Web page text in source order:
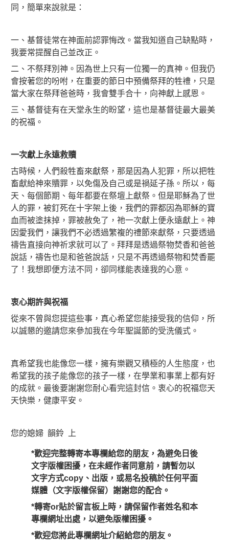
同，簡單來說就是：
一、基督徒常在神面前認罪悔改。當我知道自己缺點時，
我要常提醒自己並改正。
二、不祭拜別神。因為世上只有一位獨一的真神。但我仍
會按著您的吩咐，在重要的節日中預備祭拜的牲禮，只是
當大家在祭拜爸爸時，我會雙手合十，向神獻上感恩。
三、基督徒有在天堂永生的盼望，這也是基督徒最大最美
的祝福。
一次獻上永遠救贖
古時候，人們殺牲畜來獻祭，那是因為人犯罪，所以把牲
畜獻給神來贖罪，以免傷及自己或是禍延子孫。所以，每
天、每個節期、每年都要在祭壇上獻祭。但是耶穌為了世
人的罪，被釘死在十字架上後，我們的罪都因為耶穌的寶
血而被塗抹掉，罪被赦免了，祂一次獻上便永遠獻上。神
因愛我們，讓我們不必透過繁複的禮節來獻祭，只要透過
禱告直接向神祈求就可以了。拜拜是透過祭物焚香和爸爸
說話，禱告也是和爸爸說話，只是不再透過祭物和焚香罷
了！我想即便方法不同，卻同樣能表達我的心意。
衷心期許與祝福
從來不曾與您提這些事，真心希望您能接受我的信仰，所
以誠懇的邀請您來參加我在今年聖誕節的受洗儀式。
真希望我也能像您一樣，擁有樂觀又積極的人生態度，也
希望我的孩子能像您的孩子一樣，在學業和事業上都有好
的成就。最後要謝謝您耐心看完這封信。衷心的祝福您天
天快樂，健康平安。
您的媳婦 韻鈴 上
*歡迎完整轉寄本專欄給您的朋友，為避免日後
文字版權困擾，在未經作者同意前，請暫勿以
文字方式copy、出版，或易名投稿於任何平面
媒體（文字版權保留）謝謝您的配合。
*轉寄or貼於留言板上時，請保留作者姓名和本
專欄網址出處，以避免版權困擾。
*歡迎您將此專欄網址介紹給您的朋友。